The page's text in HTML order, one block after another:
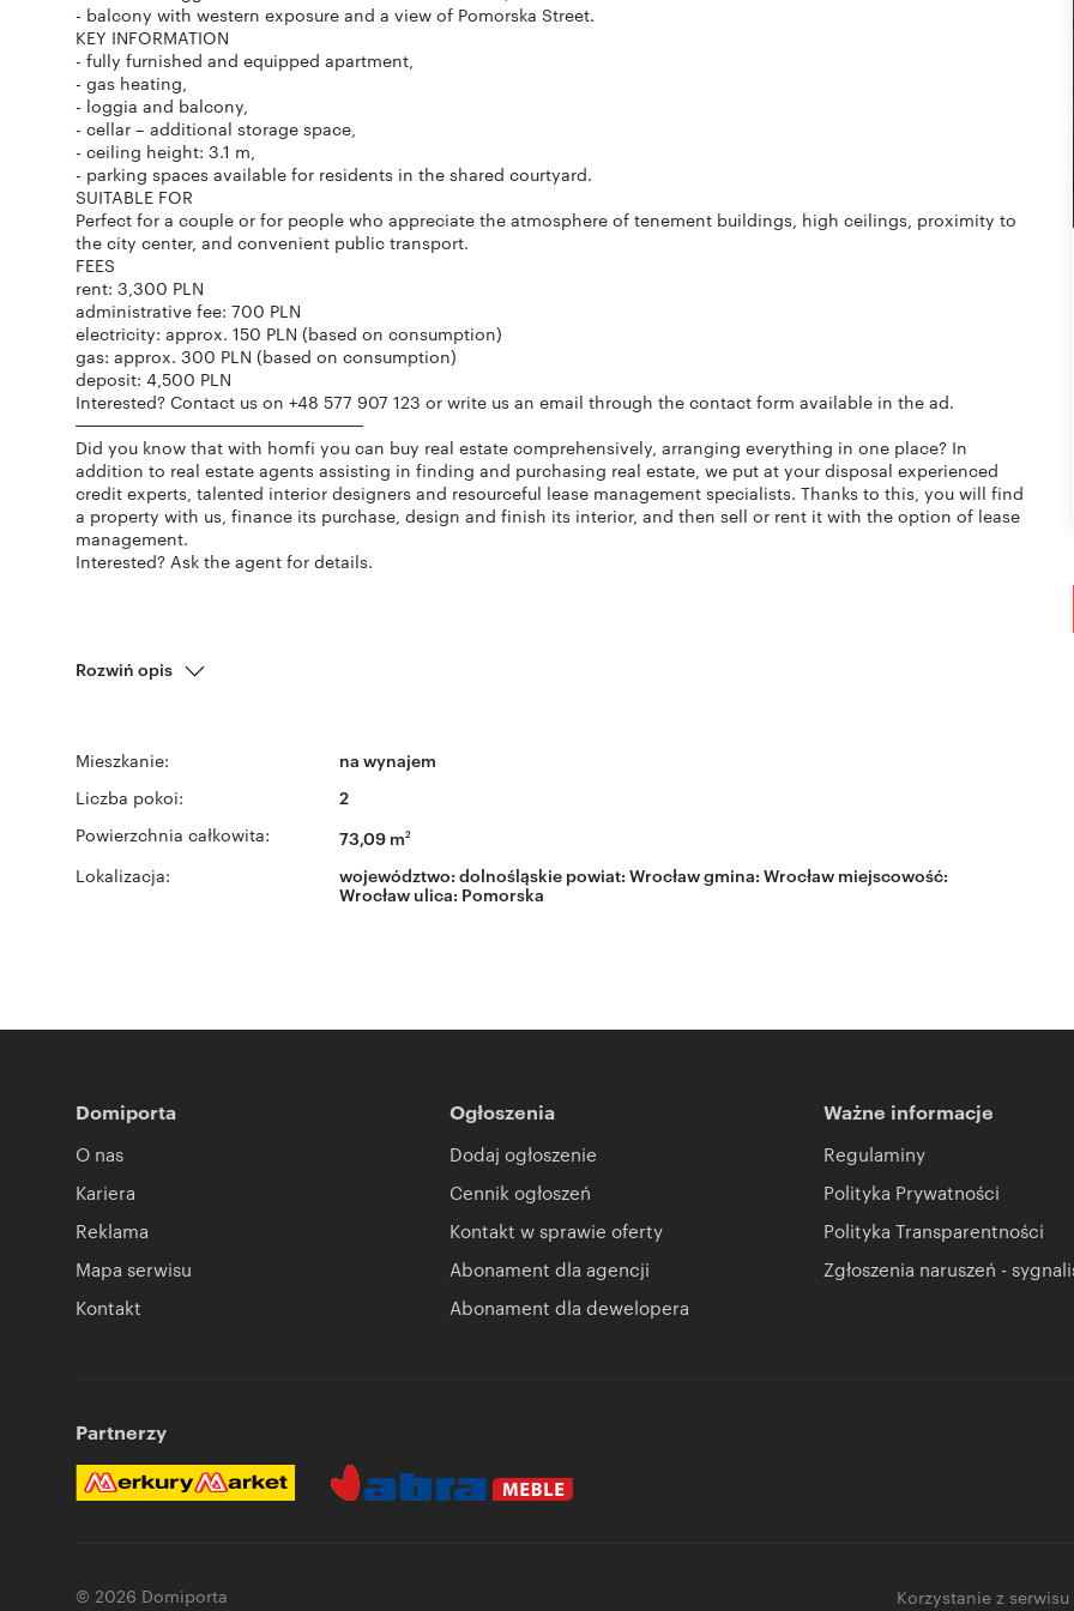
- balcony with western exposure and a view of Pomorska Street.
KEY INFORMATION
- fully furnished and equipped apartment,
- gas heating,
- loggia and balcony,
- cellar – additional storage space,
- ceiling height: 3.1 m,
- parking spaces available for residents in the shared courtyard.
SUITABLE FOR
Perfect for a couple or for people who appreciate the atmosphere of tenement buildings, high ceilings, proximity to
the city center, and convenient public transport.
FEES
rent: 3,300 PLN
administrative fee: 700 PLN
electricity: approx. 150 PLN (based on consumption)
gas: approx. 300 PLN (based on consumption)
deposit: 4,500 PLN
Interested? Contact us on +48 577 907 123 or write us an email through the contact form available in the ad.
────────────────────────
Did you know that with homfi you can buy real estate comprehensively, arranging everything in one place? In
addition to real estate agents assisting in finding and purchasing real estate, we put at your disposal experienced
credit experts, talented interior designers and resourceful lease management specialists. Thanks to this, you will find
a property with us, finance its purchase, design and finish its interior, and then sell or rent it with the option of lease
management.
Interested? Ask the agent for details.
Rozwiń opis
Mieszkanie: na wynajem
Liczba pokoi: 2
Powierzchnia całkowita: 73,09 m2
Lokalizacja: województwo: dolnośląskie powiat: Wrocławgmina: Wrocław miejscowość:
Wrocław ulica: Pomorska
Domiporta
O nas
Kariera
Reklama
Mapa serwisu
Kontakt
Ogłoszenia
Dodaj ogłoszenie
Cennik ogłoszeń
Kontakt w sprawie oferty
Abonament dla agencji
Abonament dla dewelopera
Ważne informacje
Regulaminy
Polityka Prywatności
Polityka Transparentności
Zgłoszenia naruszeń -
Partnerzy
© 2026 Domiporta Korzystanie z